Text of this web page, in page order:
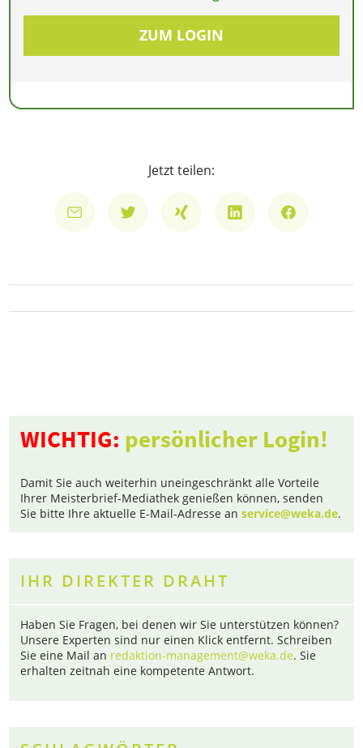
ZUM LOGIN
Jetzt teilen:
WICHTIG: persönlicher Login!
Damit Sie auch weiterhin uneingeschränkt alle Vorteile
Ihrer Meisterbrief-Mediathek genießen können, senden
Sie bitte Ihre aktuelle E-Mail-Adresse anservice@weka.de.
IHR DIREKTER DRAHT
Haben Sie Fragen, bei denen wir Sie unterstützen können?
Unsere Experten sind nur einen Klick entfernt. Schreiben
Sie eine Mail an redaktion-management@weka.de. Sie
erhalten zeitnah eine kompetente Antwort.